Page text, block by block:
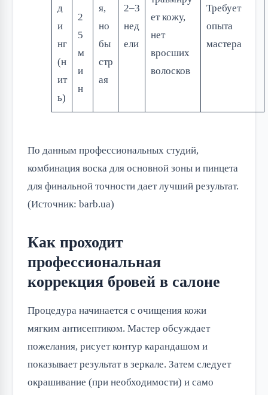
д
и
нг
(н
ит
ь)
2
5
м
и
н
я,
но
бы
стр
ая
2–3
нед
ели
ет кожу,
нет
вросших
волосков
Требует
опыта
мастера
По данным профессиональных студий,
комбинация воска для основной зоны и пинцета
для финальной точности дает лучший результат.
(Источник: barb.ua)
Как проходит
профессиональная
коррекция бровей в салоне
Процедура начинается с очищения кожи
мягким антисептиком. Мастер обсуждает
пожелания, рисует контур карандашом и
показывает результат в зеркале. Затем следует
окрашивание (при необходимости) и само